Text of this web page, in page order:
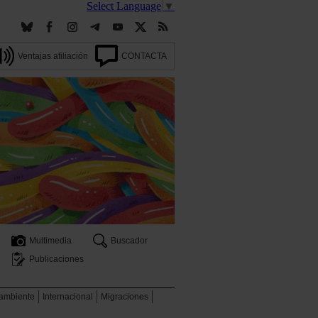
Select Language ▼
Ventajas afiliación CONTACTA
Multimedia
Buscador
Publicaciones
Internacional
Migraciones